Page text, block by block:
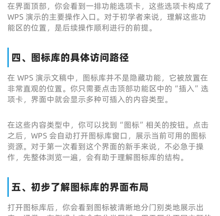
在界面顶部，你会看到一排功能选项卡，这些选项卡构成了
WPS 演示的主要操作入口。对于初学者来说，理解这些功
能区的位置，是后续操作顺利进行的前提。
四、图标库的具体访问路径
在 WPS 演示文稿中，图标库并不是隐藏功能，它被放置在
非常直观的位置。你只需要点击顶部功能区中的“插入”选
项卡，界面中就会显示多种可插入的内容类型。
在这些内容类型中，你可以找到“图标”相关的按钮。点击
之后，WPS 会自动打开图标库窗口，展示当前可用的图标
资源。对于第一次看到这个界面的新手来说，不必急于操
作，先整体浏览一遍，会有助于理解图标库的结构。
五、初步了解图标库的界面布局
打开图标库后，你会看到图标被清晰地分门别类地展示出